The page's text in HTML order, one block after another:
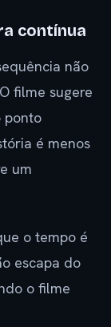
contínua
não
filme sugere
ponto
é menos
um
o tempo é
escapa do
o filme